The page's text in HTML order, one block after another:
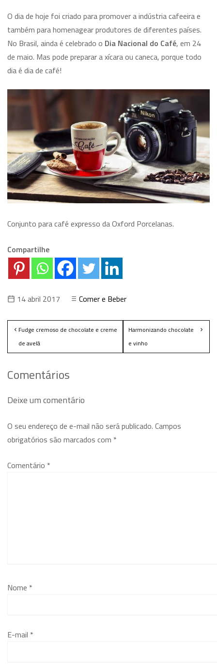
O dia de hoje foi criado para promover a indústria cafeeira e
também para homenagear produtores de diferentes países.
No Brasil, ainda é celebrado o Dia Nacional do Café, em 24
de maio. Mas pode preparar a xícara ou caneca, porque todo
dia é dia de café!
Conjunto para café expresso da Oxford Porcelanas.
Compartilhe
14 abril 2017 Comer e Beber
Fudge cremoso de chocolate e creme
de avelã
Harmonizando chocolate
e vinho
Comentários
Deixe um comentário
O seu endereço de e-mail não será publicado. Campos
obrigatórios são marcados com *
Comentário *
Nome *
E-mail *